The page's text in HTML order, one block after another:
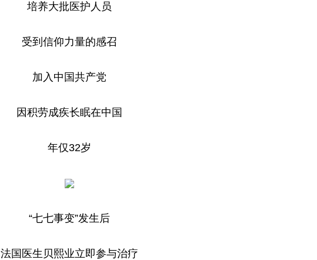
培养大批医护人员
受到信仰力量的感召
加入中国共产党
因积劳成疾长眠在中国
年仅32岁
“七七事变”发生后
法国医生贝熙业立即参与治疗